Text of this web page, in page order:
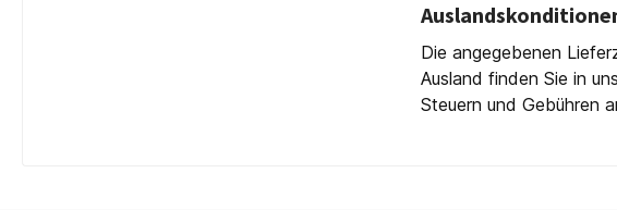
Die angegebenen
Ausland finden Sie in
Steuern und Gebühren